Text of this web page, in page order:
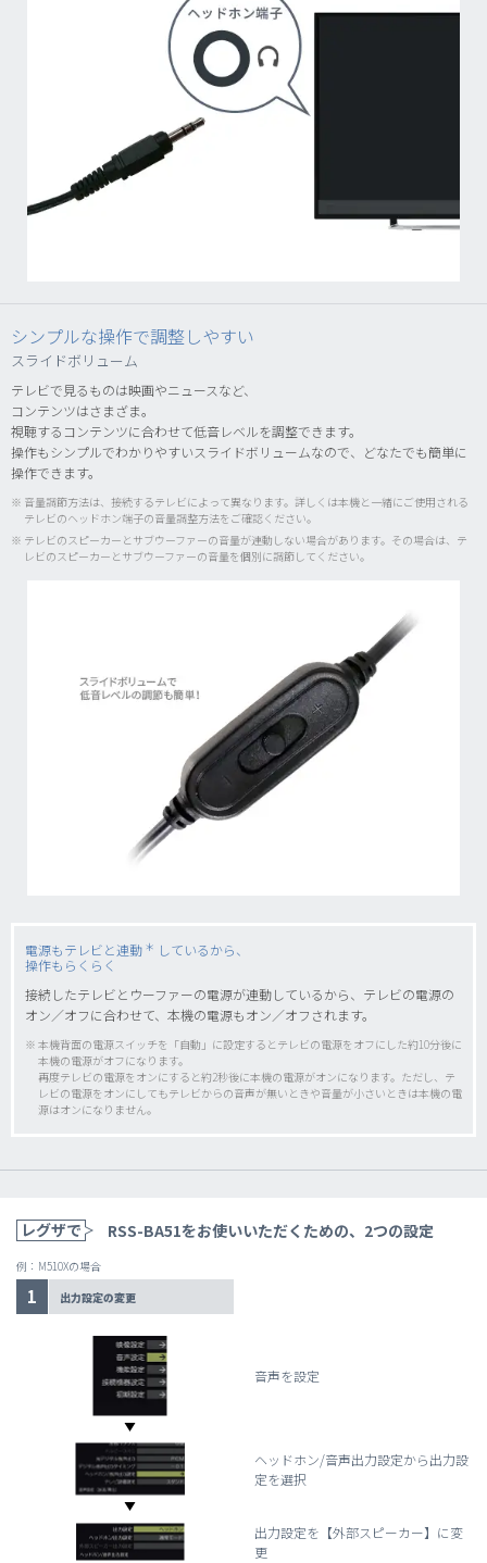
シンプルな操作で調整しやすい
スライドボリューム
テレビで見るものは映画やニュースなど、
コンテンツはさまざま。
視聴するコンテンツに合わせて低音レベルを調整できます。
操作もシンプルでわかりやすいスライドボリュームなので、どなたでも簡単に
操作できます。
※ 音量調節方法は、接続するテレビによって異なります。詳しくは本機と一緒にご使用される
テレビのヘッドホン端子の音量調整方法をご確認ください。
※ テレビのスピーカーとサブウーファーの音量が連動しない場合があります。その場合は、テ
レビのスピーカーとサブウーファーの音量を個別に調節してください。
電源もテレビと連動 ＊ しているから、
操作もらくらく
接続したテレビとウーファーの電源が連動しているから、テレビの電源の
オン／オフに合わせて、本機の電源もオン／オフされます。
※ 本機背面の電源スイッチを「自動」に設定するとテレビの電源をオフにした約10分後に
本機の電源がオフになります。
再度テレビの電源をオンにすると約2秒後に本機の電源がオンになります。ただし、テ
レビの電源をオンにしてもテレビからの音声が無いときや音量が小さいときは本機の電
源はオンになりません。
レグザで RSS-BA51をお使いいただくための、2つの設定
例：M510Xの場合
1 出力設定の変更
音声を設定
ヘッドホン/音声出力設定から出力設
定を選択
出力設定を【外部スピーカー】に変
更